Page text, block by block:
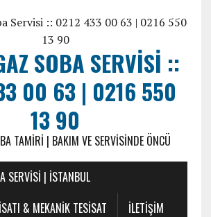
SOBA SERVISI ::
00 63 | 0216 550
13 90
TAMIRI | BAKIM VE SERVISINDE ÖNCÜ
SERVISI | İSTANBUL
& MEKANIK TESISAT
ILETIŞIM